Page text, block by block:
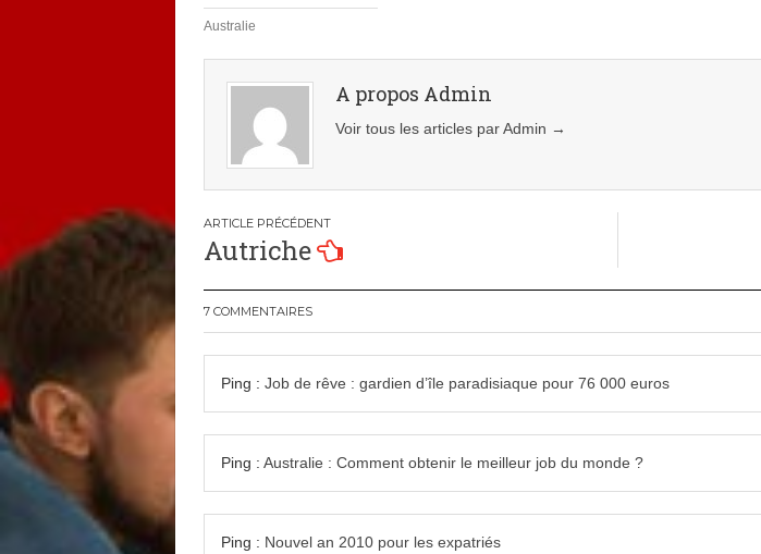
Australie
A propos Admin
Voir tous les articles par Admin →
Navigation
de
l’article
Autriche
7 COMMENTAIRES
Ping : Job de rêve : gardien d’île paradisiaque pour 76 000 euros
Ping : Australie : Comment obtenir le meilleur job du monde ?
Ping : Nouvel an 2010 pour les expatriés